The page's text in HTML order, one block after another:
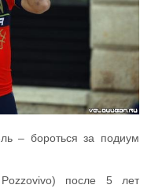
– бороться за подиум
после 5 лет